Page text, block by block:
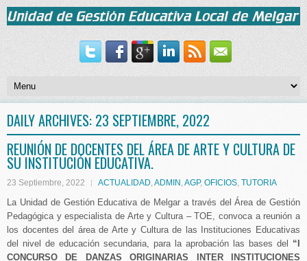
DAILY ARCHIVES: 23 SEPTIEMBRE, 2022
REUNIÓN DE DOCENTES DEL ÁREA DE ARTE Y CULTURA DE
SU INSTITUCIÓN EDUCATIVA.
23 Septiembre, 2022 ACTUALIDAD,ADMIN ,AGP, OFICIOS, TUTORIA
La Unidad de Gestión Educativa de Melgar a través del Área de Gestión
Pedagógica y especialista de Arte y Cultura – TOE, convoca a reunión a
los docentes del área de Arte y Cultura de las Instituciones Educativas
del nivel de educación secundaria, para la aprobación las bases del “I
CONCURSO DE DANZAS ORIGINARIAS INTER INSTITUCIONES